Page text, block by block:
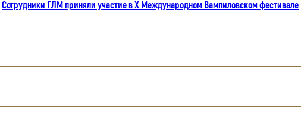
Сотрудники ГЛМ приняли участие в X Международном Вампиловском фестивале